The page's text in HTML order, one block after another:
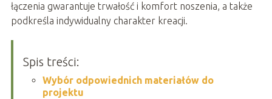
łączenia gwarantuje trwałość i komfort noszenia, a także
podkreśla indywidualny charakter kreacji.
Spis treści:
Wybór odpowiednich materiałów do
projektu